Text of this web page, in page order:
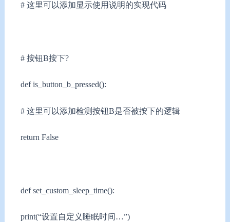
# 这里可以添加显示使用说明的实现代码
# 按钮B按下?
def is_button_b_pressed():
# 这里可以添加检测按钮B是否被按下的逻辑
return False
def set_custom_sleep_time():
print(“设置自定义睡眠时间…”)